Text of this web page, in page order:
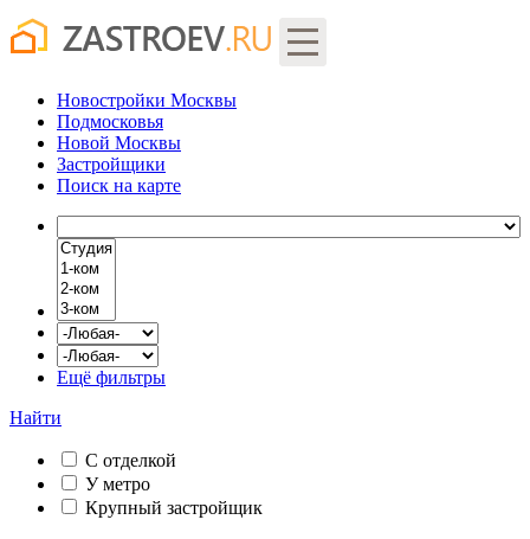
Новостройки Москвы
Подмосковья
Новой Москвы
Застройщики
Поиск на карте
Ещё фильтры
Найти
С отделкой
У метро
Крупный застройщик